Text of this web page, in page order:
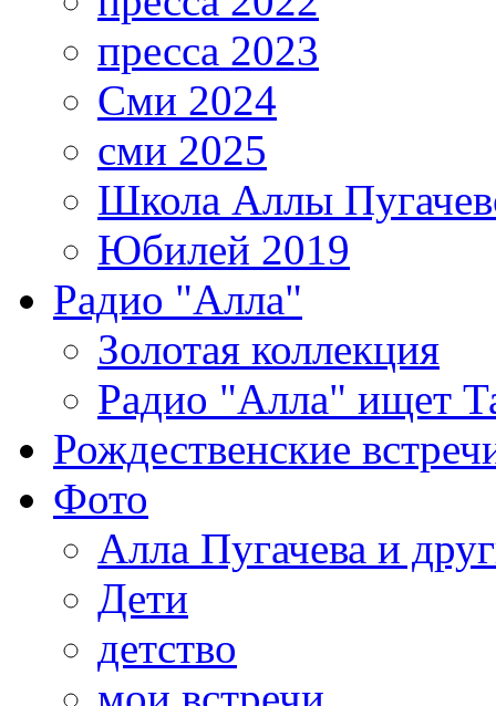
пресса 2023
Сми 2024
сми 2025
Школа Аллы
Юбилей 2019
Радио "Алла"
Золотая коллекция
Радио "Алла" ищет
Рождественские
Фото
Алла Пугачева и
Дети
детство